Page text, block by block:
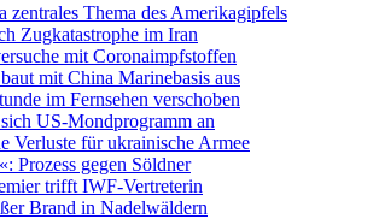
zentrales Thema des Amerikagipfels
Zugkatastrophe im Iran
mit Coronaimpfstoffen
mit China Marinebasis aus
im Fernsehen verschoben
US-Mondprogramm an
Verluste für ukrainische Armee
Prozess gegen Söldner
trifft IWF-Vertreterin
Brand in Nadelwäldern